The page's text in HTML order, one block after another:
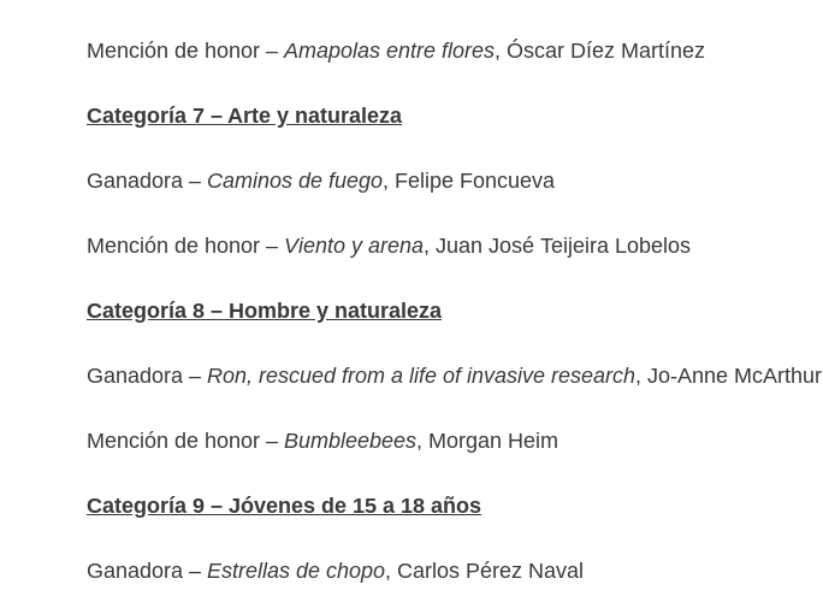
Mención de honor –Amapolas entre flores, Óscar Díez Martínez
Categoría 7 – Arte y naturaleza
Ganadora – Caminos de fuego, Felipe Foncueva
Mención de honor – Viento y arena, Juan José Teijeira Lobelos
Categoría 8 – Hombre y naturaleza
Ganadora – Ron, rescued from a life of invasive research, Jo-Anne McArthur
Mención de honor – Bumbleebees, Morgan Heim
Categoría 9 – Jóvenes de 15 a 18 años
Ganadora – Estrellas de chopo, Carlos Pérez Naval